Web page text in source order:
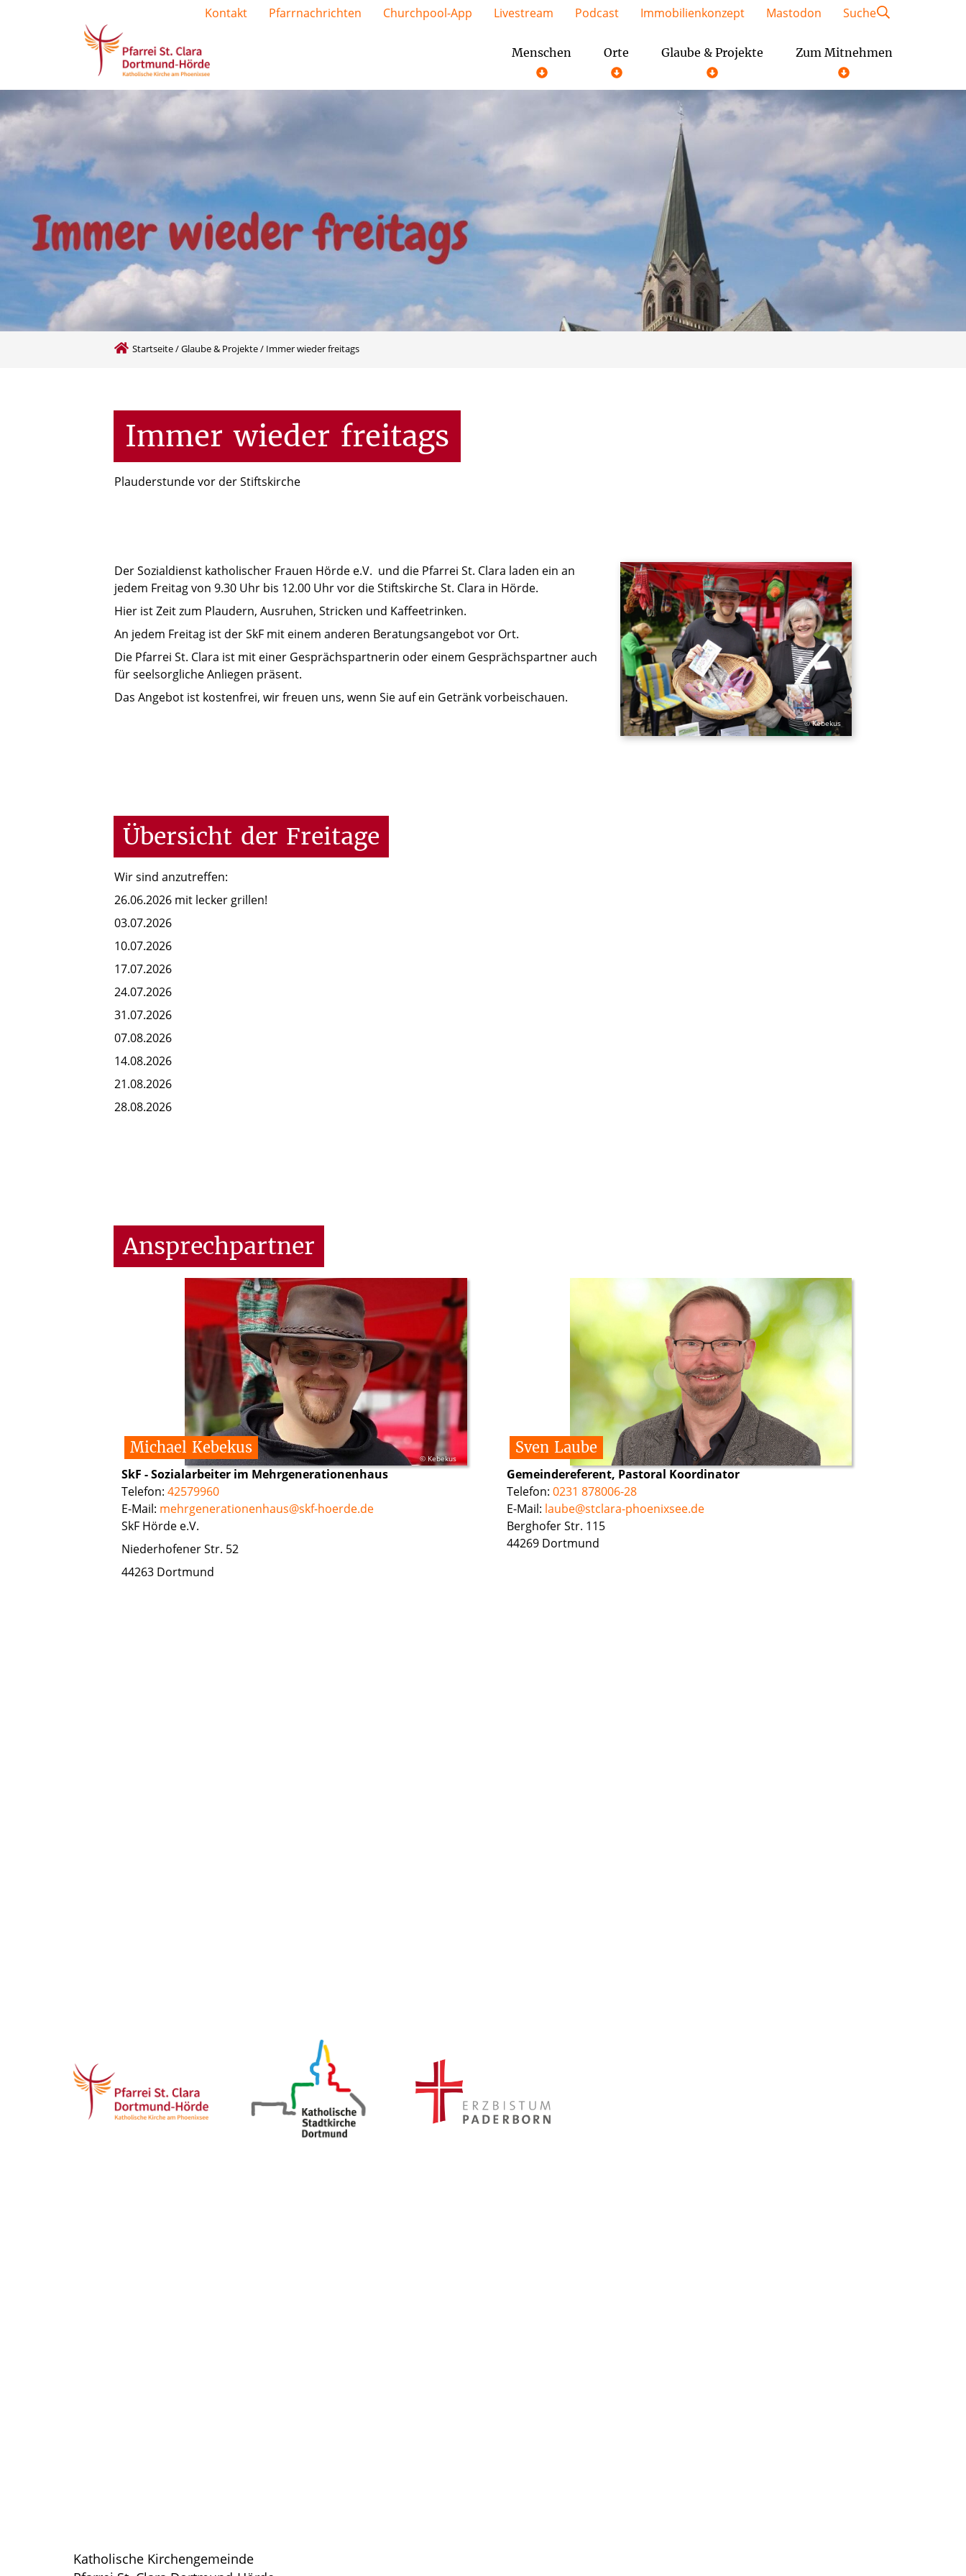
Menschen Orte Glaube & Projekte Zum Mitnehmen
Kontakt Pfarrnachrichten Churchpool-App Livestream Podcast Immobilienkonzept Mastodon Suche
Startseite/Glaube & Projekte/ Immer wieder freitags
Immer wieder freitags
Plauderstunde vor der Stiftskirche
© Kebekus
Der Sozialdienst katholischer Frauen Hörde e.V. und die Pfarrei St. Clara laden ein an
jedem Freitag von 9.30 Uhr bis 12.00 Uhr vor die Stiftskirche St. Clara in Hörde.
Hier ist Zeit zum Plaudern, Ausruhen, Stricken und Kaffeetrinken.
An jedem Freitag ist der SkF mit einem anderen Beratungsangebot vor Ort.
Die Pfarrei St. Clara ist mit einer Gesprächspartnerin oder einem Gesprächspartner auch
für seelsorgliche Anliegen präsent.
Das Angebot ist kostenfrei, wir freuen uns, wenn Sie auf ein Getränk vorbeischauen.
Übersicht der Freitage
Wir sind anzutreffen:
26.06.2026 mit lecker grillen!
03.07.2026
10.07.2026
17.07.2026
24.07.2026
31.07.2026
07.08.2026
14.08.2026
21.08.2026
28.08.2026
Ansprechpartner
© Kebekus
Michael Kebekus
SkF - Sozialarbeiter im Mehrgenerationenhaus
Telefon: 42579960
E-Mail: mehrgenerationenhaus@skf-hoerde.de
SkF Hörde e.V.
Niederhofener Str. 52
44263 Dortmund
Sven Laube
Gemeindereferent, Pastoral Koordinator
Telefon: 0231 878006-28
E-Mail: laube@stclara-phoenixsee.de
Berghofer Str. 115
44269 Dortmund
Katholische Kirchengemeinde